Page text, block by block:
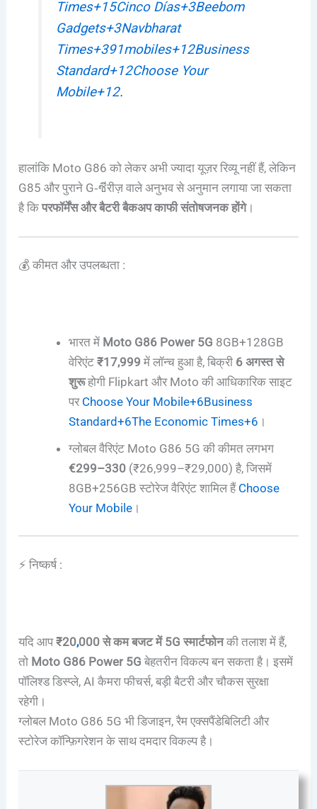
Times+15Cinco Días+3Beebom
Gadgets+3Navbharat
Times+391mobiles+12Business
Standard+12Choose Your
Mobile+12.
हालांकि Moto G86 को लेकर अभी ज्यादा यूज़र रिव्यू नहीं हैं, लेकिन
G85 और पुराने G‑ซีरीज़ वाले अनुभव से अनुमान लगाया जा सकता
है किपरफॉर्मेंस और बैटरी बैकअप काफी संतोषजनक होंगे।
💰 कीमत और उपलब्धता :
भारत में Moto G86 Power 5G 8GB+128GB
वेरिएंट₹17,999 में लॉन्च हुआ है, बिक्री 6 अगस्त से
शुरूहोगी Flipkart और Moto की आधिकारिक साइट
पर Choose Your Mobile+6Business
Standard+6The Economic Times+6 ।
ग्लोबल वैरिएंट Moto G86 5G की कीमत लगभग
€299–330 (₹26,999–₹29,000) है, जिसमें
8GB+256GB स्टोरेज वैरिएंट शामिल हैं Choose
Your Mobile ।
⚡ निष्कर्ष :
यदि आप₹20,000 से कम बजट में 5G स्मार्टफोनकी तलाश में हैं,
तो Moto G86 Power 5G बेहतरीन विकल्प बन सकता है। इसमें
पॉलिश्ड डिस्प्ले, AI कैमरा फीचर्स, बड़ी बैटरी और चौकस सुरक्षा
रहेगी।
ग्लोबल Moto G86 5G भी डिजाइन, रैम एक्सपैंडेबिलिटी और
स्टोरेज कॉन्फ़िगरेशन के साथ दमदार विकल्प है।